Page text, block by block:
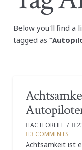
Below you'll find a
tagged as
ACTFORLIFE
3 COMMENTS
Achtsamkeit ist